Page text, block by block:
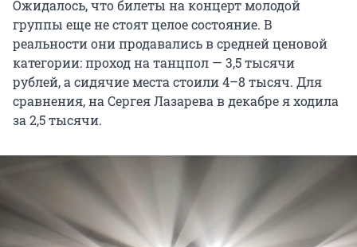
Ожидалось, что билеты на концерт молодой
группы еще не стоят целое состояние. В
реальности они продавались в средней ценовой
категории: проход на танцпол — 3,5 тысячи
рублей, а сидячие места стоили 4–8 тысяч. Для
сравнения, на Сергея Лазарева в декабре я ходила
за 2,5 тысячи.